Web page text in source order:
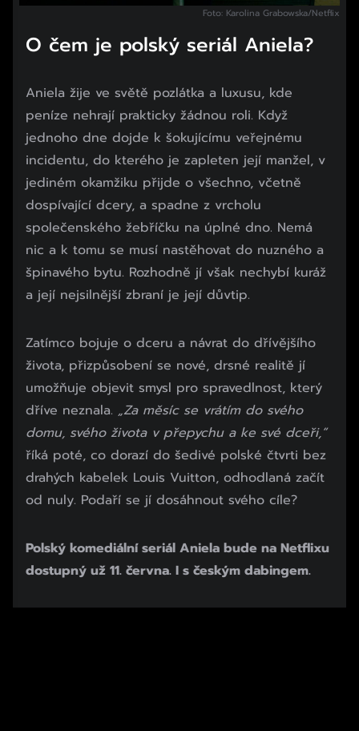
Foto: Karolina Grabowska/Netflix
O čem je polský seriál Aniela?
Aniela žije ve světě pozlátka a luxusu, kde
peníze nehrají prakticky žádnou roli. Když
jednoho dne dojde k šokujícímu veřejnému
incidentu, do kterého je zapleten její manžel, v
jediném okamžiku přijde o všechno, včetně
dospívající dcery, a spadne z vrcholu
společenského žebříčku na úplné dno. Nemá
nic a k tomu se musí nastěhovat do nuzného a
špinavého bytu. Rozhodně jí však nechybí kuráž
a její nejsilnější zbraní je její důvtip.
Zatímco bojuje o dceru a návrat do dřívějšího
života, přizpůsobení se nové, drsné realitě jí
umožňuje objevit smysl pro spravedlnost, který
dříve neznala. „Za měsíc se vrátím do svého
domu, svého života v přepychu a ke své dceři,“
říká poté, co dorazí do šedivé polské čtvrti bez
drahých kabelek Louis Vuitton, odhodlaná začít
od nuly. Podaří se jí dosáhnout svého cíle?
Polský komediální seriál Aniela bude na Netflixu
dostupný už 11. června. I s českým dabingem.